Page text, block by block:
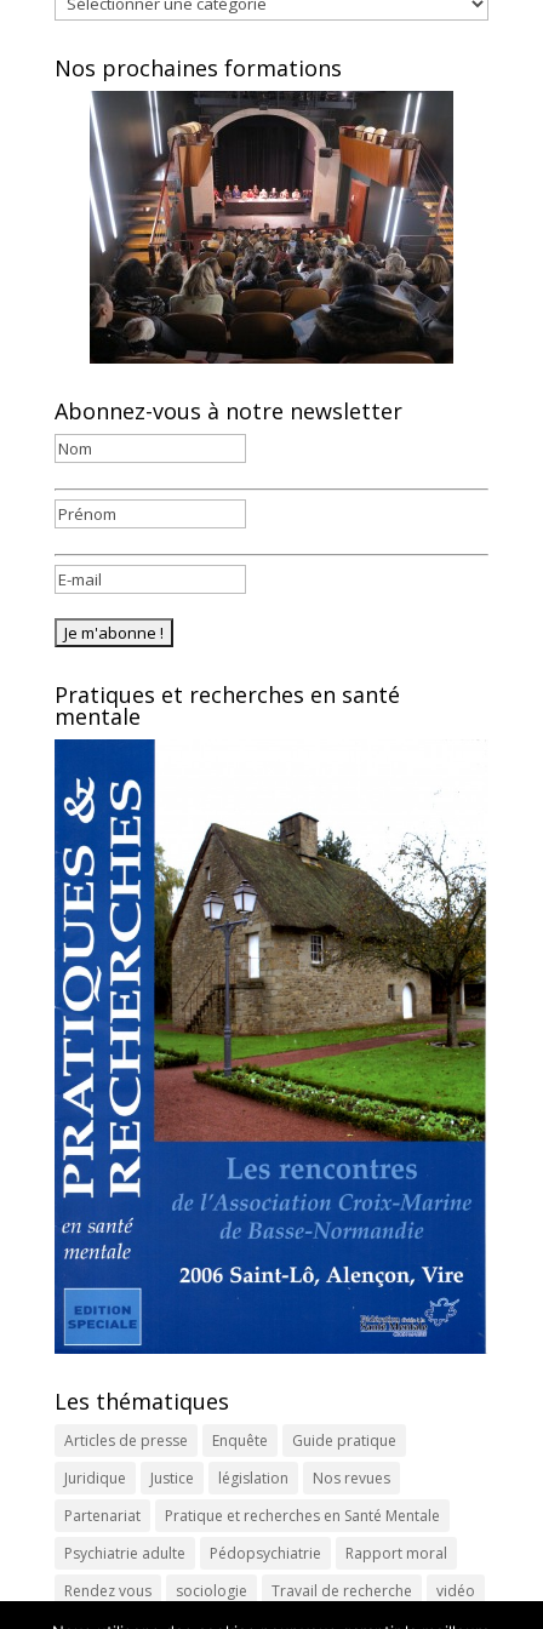
Nos prochaines formations
Abonnez-vous à notre newsletter
Pratiques et recherches en santé
mentale
Les thématiques
Articles de presse Enquête
Guide pratique
Juridique
Justice législation
Nos revues
Partenariat
Pratique et recherches en Santé Mentale
Psychiatrie adulte
Pédopsychiatrie
Rapport moral
Rendez vous
sociologie Travail de recherche vidéo